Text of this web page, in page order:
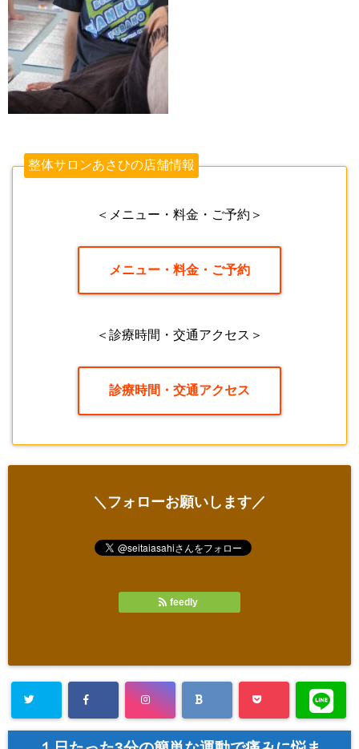
整体サロンあさひの店舗情報
＜メニュー・料金・ご予約＞
メニュー・料金・ご予約
＜診療時間・交通アクセス＞
診療時間・交通アクセス
＼フォローお願いします／
feedly